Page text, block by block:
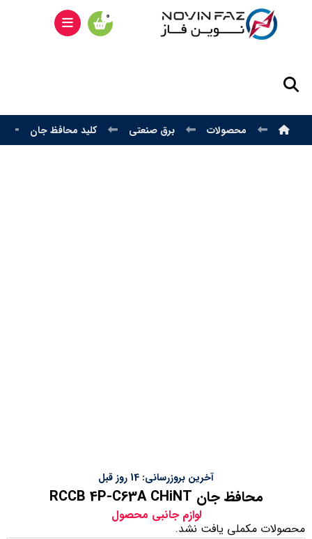
محصولات برق صنعتی کلید محافظ جان
آخرین بروزرسانی: 14 روز قبل
محافظ جان RCCB 4P-C63A CHiNT
لوازم جانبی محصول
محصولات مکملی یافت نشد.